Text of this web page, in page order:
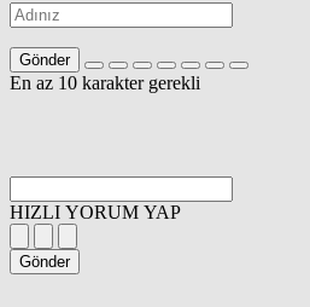
Gönder
En az 10 karakter gerekli
HIZLI YORUM YAP
Gönder